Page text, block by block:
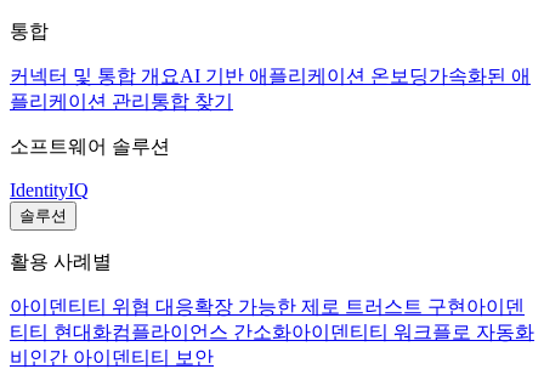
통합
커넥터 및 통합 개요AI 기반 애플리케이션 온보딩가속화된 애
플리케이션 관리 통합 찾기
소프트웨어 솔루션
IdentityIQ
솔루션
활용 사례별
아이덴티티 위협 대응확장 가능한 제로 트러스트 구현 아이덴
티티 현대화컴플라이언스 간소화아이덴티티 워크플로 자동화
비인간 아이덴티티 보안